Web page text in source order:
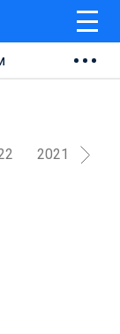
2021